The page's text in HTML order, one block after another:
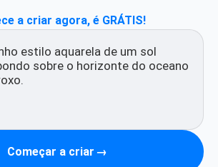
a criar agora, é GRÁTIS!
Começar a criar →